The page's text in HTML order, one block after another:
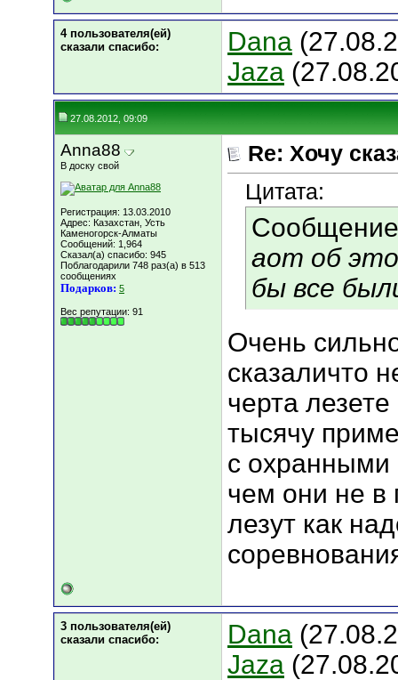
4 пользователя(ей)
сказали cпасибо:
Dana
Jaza
27.08.2012, 09:09
Anna88
В доску свой
Регистрация: 13.03.2010
Адрес: Казахстан, Усть
Каменогорск-Алматы
Сообщений: 1,964
Сказал(а) спасибо: 945
Поблагодарили 748 раз(а) в 513
сообщениях
Подарков: 5
Вес репутации: 91
Re: Хочу
Цитата:
аот об
бы все
Очень
сказаличто
черта
тысячу
с охранными
чем они не в
лезут как
3 пользователя(ей)
сказали cпасибо:
Dana
Jaza